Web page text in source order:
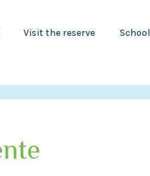
Visit the reserve School